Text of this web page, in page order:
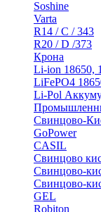
Soshine
Varta
R14 / C / 343
R20 / D /373
Крона
Li-ion 18650,
LiFePO4
Li-Pol
Свинцово-
GoPower
CASIL
Свинцово
Cвинцово-
Cвинцово-
GEL
Robiton